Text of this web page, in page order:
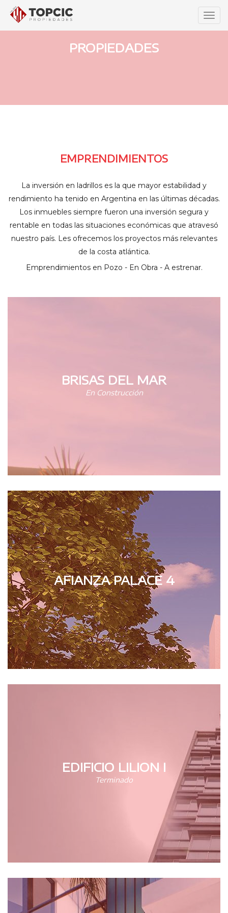
PROPIEDADES
EMPRENDIMIENTOS
La inversión en ladrillos es la que mayor estabilidad y
rendimiento ha tenido en Argentina en las últimas décadas.
Los inmuebles siempre fueron una inversión segura y
rentable en todas las situaciones económicas que atravesó
nuestro país. Les ofrecemos los proyectos más relevantes
de la costa atlántica.
Emprendimientos en Pozo - En Obra - A estrenar.
BRISAS DEL MAR
En Construcción
AFIANZA PALACE 4
EDIFICIO LILION I
Terminado